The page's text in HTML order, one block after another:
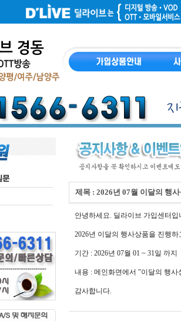
제목 : 2026년 07월 이달의 행
안녕하세요. 딜라이브 가입센터입
2026년 이달의 행사상품을 진행하
기간 : 2026년 07월 01 ~ 31일 까지
내용 : 메인화면에서 "이달의 행사
감사합니다.